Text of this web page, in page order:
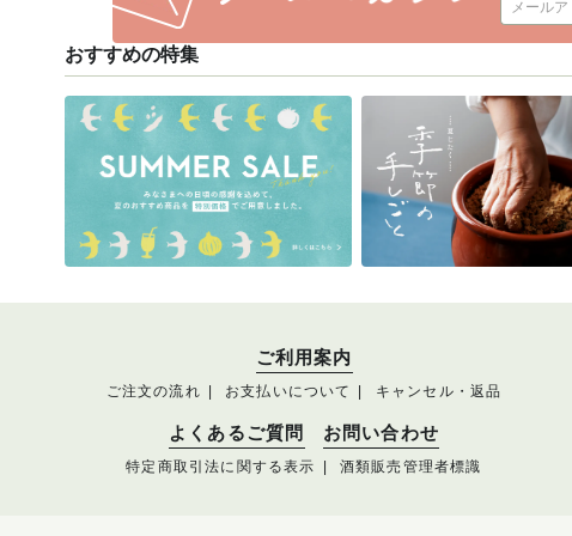
おすすめの特集
ご利用案内
ご注文の流れ お支払いについて キャンセル・返品
よくあるご質問 お問い合わせ
特定商取引法に関する表示 酒類販売管理者標識